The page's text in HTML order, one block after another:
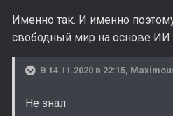
Именно так. И именно
свободный мир на основе ИИ
В 14.11.2020 в 22:15,
Не знал